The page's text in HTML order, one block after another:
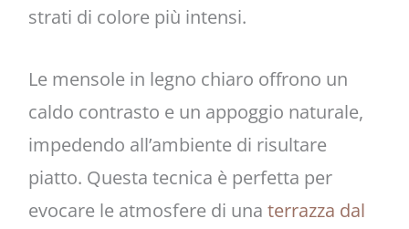
strati di colore più intensi.
Le mensole in legno chiaro offrono un
caldo contrasto e un appoggio naturale,
impedendo all’ambiente di risultare
piatto. Questa tecnica è perfetta per
evocare le atmosfere di una terrazza dal